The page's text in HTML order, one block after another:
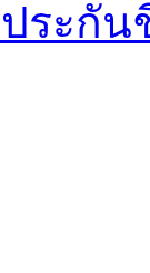
ระกัน